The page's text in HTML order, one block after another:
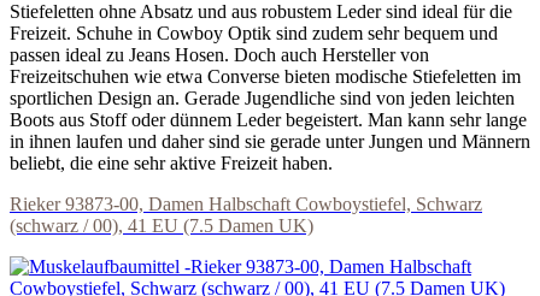
Stiefeletten ohne Absatz und aus robustem Leder sind ideal für die
Freizeit. Schuhe in Cowboy Optik sind zudem sehr bequem und
passen ideal zu Jeans Hosen. Doch auch Hersteller von
Freizeitschuhen wie etwa Converse bieten modische Stiefeletten im
sportlichen Design an. Gerade Jugendliche sind von jeden leichten
Boots aus Stoff oder dünnem Leder begeistert. Man kann sehr lange
in ihnen laufen und daher sind sie gerade unter Jungen und Männern
beliebt, die eine sehr aktive Freizeit haben.
Rieker 93873-00, Damen Halbschaft Cowboystiefel, Schwarz
(schwarz / 00), 41 EU (7.5 Damen UK)